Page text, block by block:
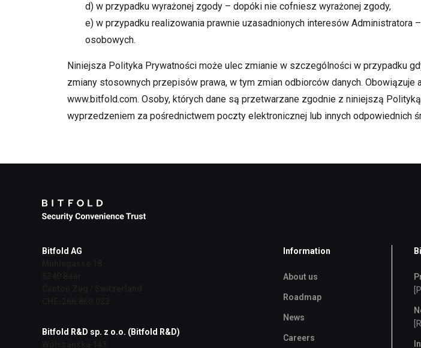
d) w przypadku wyrażonej zgody – dopóki nie cofniesz wyrażonej zgody,
e) w przypadku realizowania prawnie uzasadnionych interesów
osobowych.
Niniejsza Polityka Prywatności może ulec zmianie w szczególności w przypadku
zmiany stosownych przepisów prawa, w tym zmian odbiorców danych.
www.bitfold.com. Osoby, których dane są przetwarzane zgodnie z niniejszą
wyprzedzeniem za pośrednictwem poczty elektronicznej lub innych odpowiednich
Bitfold AG
Bitfold R&D sp. z o.o. (Bitfold R&D)
Information
About us
Roadmap
News
Careers